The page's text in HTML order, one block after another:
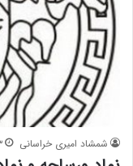
شمشاد امیری خراسانی ۱۳